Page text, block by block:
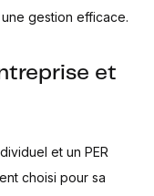
gestion efficace.
et
et un PER
choisi pour sa